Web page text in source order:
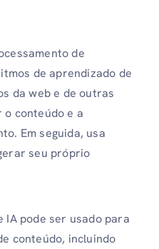
de
de aprendizado de
da web e de outras
conteúdo e a
Em seguida, usa
seu próprio
pode ser usado para
conteúdo, incluindo